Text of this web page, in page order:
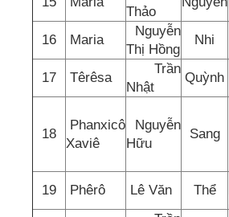
Thảo
16 Maria
Nguyễn
Thị Hồng
Nhi
17 Têrêsa
Trần
Nhật
Quỳnh
18
Phanxicô
Xaviê
Nguyễn
Hữu
Sang
19 Phêrô Lê Văn Thể